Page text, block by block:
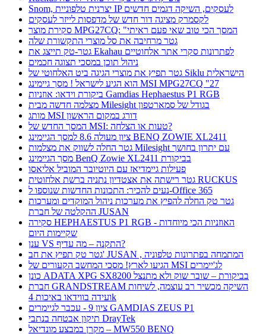
Snom, יצרנית טלפוניית IP לעסקים, השיקה דגמים חדשים
לקסמרק מציגה דור חדש של מדפסות לייזר לעסקים
סקירת מוצר MPG27CQ: "המסך הכי טוב שאי פעם ראיתי
גטר מרחיבה את סל מוצרי התקשורת שלה
גטר-טק תייצג את Ekahau לפתרונות סקרי אתר אלחוטיים
ניהול תוכן במסכי תצוגה חכמים
גטר תפיץ את מוצרי הגיגה ביט האלחוטי של Siklu הישראלית
הוא הגיע לישראל ! מסך גיימינג MSI MPG27CQ "27
ביקורת וידאו: אוזניות Gamdias Hephaestus P1 RGB
מצלמה חדשה מבית Milesight בגודל של סמארטפון
מותג MSI דורג במקום הראשון
המסך החדש של MSI: טעות או הצלחה?
ציון מעולה 8.6 למסך הגיימינג BENQ ZOWIE XL2411
גטר החלה לשווק את מצלמות Milesight עם יתרון בחושך
מסך הגיימינג BenQ Zowie XL2411 בביקורת
פעילות גיימדיאז עם היוטיובר המוביל אליאסו
גטר רישתה את אצטדיון נתניה ברשת אלחוטית RUCKUS
נעים להכיר: התכונות החדשות שנוספו ל-Office 365
גטר טק החלה להפיץ את מערכות ניהול המוקדים ומערכות
ההקלטה של חברת JUSAN
סקירה HEPHAESTUS P1 RGB - האוזניות הכי מיוחדות
שקיימות היום
ענן VS התקנה – מה עדיף?
גטר טק תפיץ את חב' JUSAN , המתמחה בפתרונות טלפוניה
הגיעו לארץ! מסכי המחשב הקעורים של MSI לג'יימרים
כונן ADATA XPG SX8200 בביקורת – שובר שוק ולא מתנצל
חברת GRANDSTREAM השיקה מכשיר רב עוצמה, לשיחות
ועידה בווידאו באיכות 4k
ציון 9 - עכבר לגיימרים GAMDIAS ZEUS P1
תיקון אבטחה בנתבי DrayTek
מקרן במבצע מונדיאל – MW550 BENQ